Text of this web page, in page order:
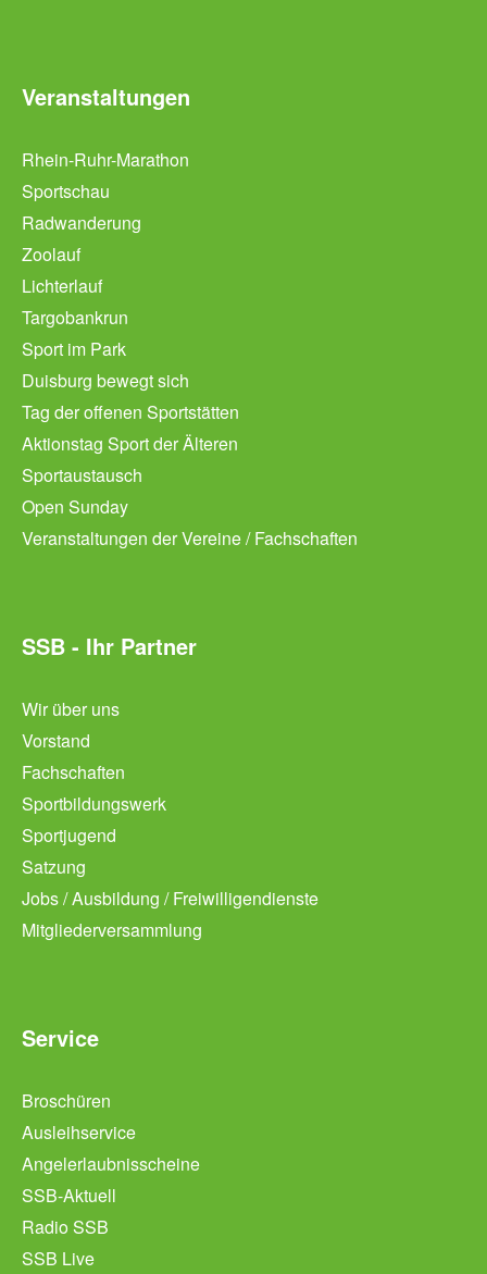
Veranstaltungen
Rhein-Ruhr-Marathon
Sportschau
Radwanderung
Zoolauf
Lichterlauf
Targobankrun
Sport im Park
Duisburg bewegt sich
Tag der offenen Sportstätten
Aktionstag Sport der Älteren
Sportaustausch
Open Sunday
Veranstaltungen der Vereine / Fachschaften
SSB - Ihr Partner
Wir über uns
Vorstand
Fachschaften
Sportbildungswerk
Sportjugend
Satzung
Jobs / Ausbildung / Freiwilligendienste
Mitgliederversammlung
Service
Broschüren
Ausleihservice
Angelerlaubnisscheine
SSB-Aktuell
Radio SSB
SSB Live